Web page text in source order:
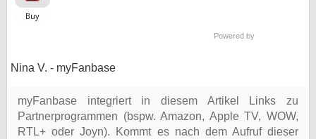
Powered by
Nina V. - myFanbase
myFanbase integriert in diesem Artikel Links zu
Partnerprogrammen (bspw. Amazon, Apple TV, WOW,
RTL+ oder Joyn). Kommt es nach dem Aufruf dieser